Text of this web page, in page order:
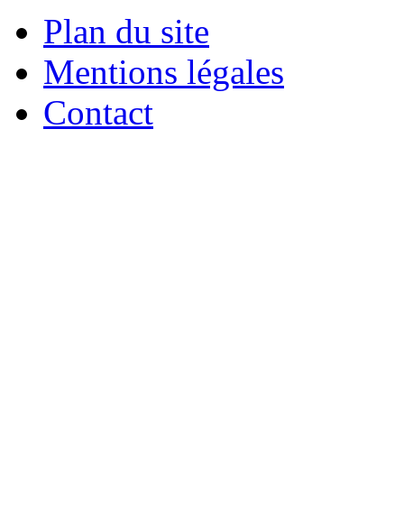
Plan du site
Mentions légales
Contact